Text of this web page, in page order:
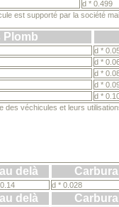
d * 0.499
est supporté par la société
Plomb
d *
d *
d *
d *
d *
véchicules et leurs
au delà
d * 0.028
au delà